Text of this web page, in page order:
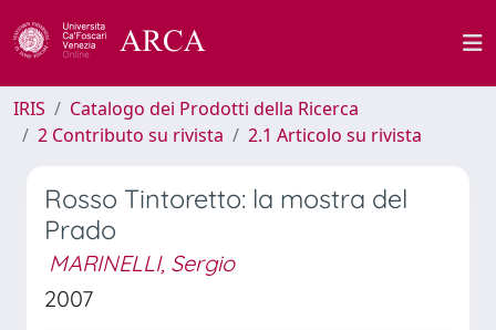
IRIS
Catalogo dei Prodotti della Ricerca
2 Contributo su rivista
2.1 Articolo su rivista
Rosso Tintoretto: la mostra del
Prado
MARINELLI, Sergio
2007